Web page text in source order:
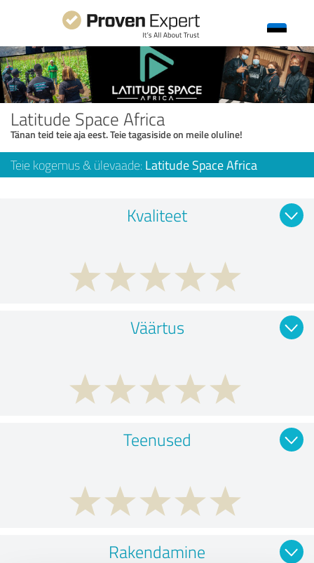
Latitude Space Africa
Tänan teid teie aja eest. Teie tagasiside on meile oluline!
Teie kogemus & ülevaade: Latitude Space Africa
Kvaliteet
Väärtus
Teenused
Rakendamine